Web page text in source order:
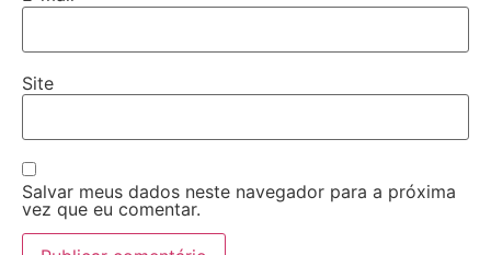
Site
Salvar meus dados neste navegador para a próxima
vez que eu comentar.